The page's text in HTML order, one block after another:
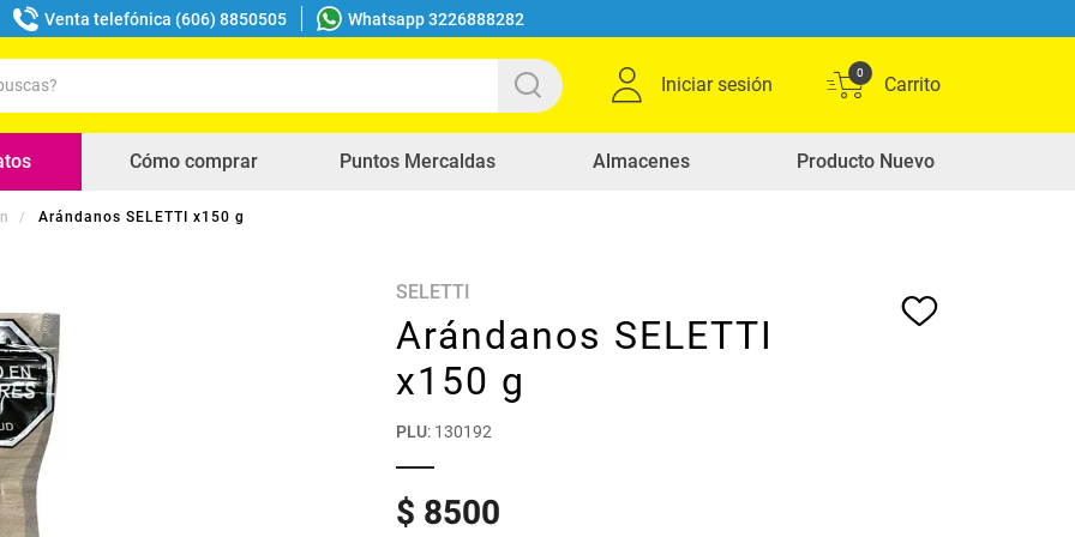
Venta telefónica (606) 8850505 Whatsapp 3226888282
Iniciar sesión
0
Cómo comprar Puntos Mercaldas Almacenes Producto Nuevo
Arándanos SELETTI x150 g
SELETTI
Arándanos SELETTI
x150 g
PLU: 130192
$ 8500
buscados